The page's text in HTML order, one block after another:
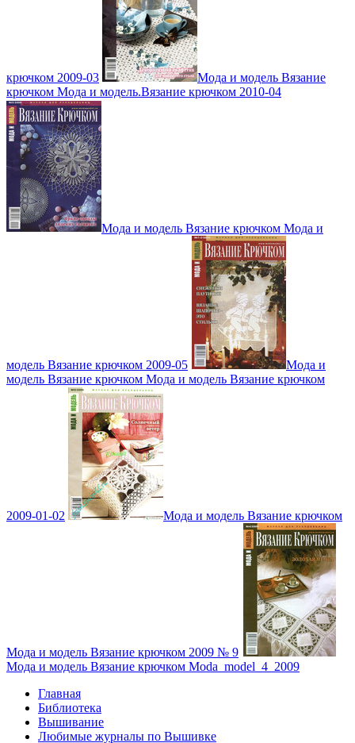
крючком 2009-03
Мода и модель Вязание
крючком Мода и модель.Вязание крючком 2010-04
Мода и модель Вязание крючком Мода и
модель Вязание крючком 2009-05
Мода и
модель Вязание крючком Мода и модель Вязание крючком
2009-01-02 Мода и модель Вязание крючком
Мода и модель Вязание крючком 2009 № 9
Мода и модель Вязание крючком Moda_model_4_2009
Главная
Библиотека
Вышивание
Любимые журналы по Вышивке